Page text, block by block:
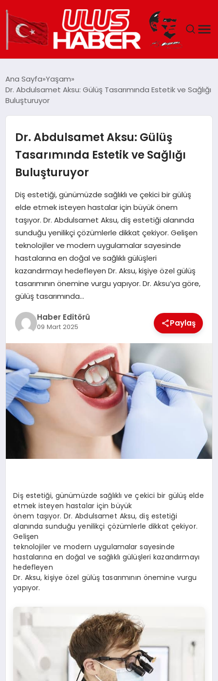
DÜNYA
TEKNOLOJI
EĞITIM
MAGAZIN
SPOR
YAŞAM
Ana Sayfa Yaşam
Dr. Abdulsamet Aksu: Gülüş Tasarımında Estetik ve Sağlığı
Buluşturuyor
Dr. Abdulsamet Aksu: Gülüş
Tasarımında Estetik ve Sağlığı
Buluşturuyor
Diş estetiği, günümüzde sağlıklı ve çekici bir gülüş
elde etmek isteyen hastalar için büyük önem
taşıyor. Dr. Abdulsamet Aksu, diş estetiği alanında
sunduğu yenilikçi çözümlerle dikkat çekiyor. Gelişen
teknolojiler ve modern uygulamalar sayesinde
hastalarına en doğal ve sağlıklı gülüşleri
kazandırmayı hedefleyen Dr. Aksu, kişiye özel gülüş
tasarımının önemine vurgu yapıyor. Dr. Aksu’ya göre,
gülüş tasarımında…
Haber Editörü
09 Mart 2025 Paylaş
Diş estetiği, günümüzde sağlıklı ve çekici bir gülüş elde
etmek isteyen hastalar için büyük
önem taşıyor. Dr. Abdulsamet Aksu, diş estetiği
alanında sunduğu yenilikçi çözümlerle dikkat çekiyor.
Gelişen
teknolojiler ve modern uygulamalar sayesinde
hastalarına en doğal ve sağlıklı gülüşleri kazandırmayı
hedefleyen
Dr. Aksu, kişiye özel gülüş tasarımının önemine vurgu
yapıyor.